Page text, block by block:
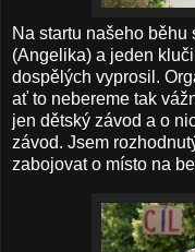
Na startu našeho
(Angelika) a jeden
dospělých vyprosil.
ať to nebereme tak
jen dětský závod a o
závod. Jsem
zabojovat o místo na